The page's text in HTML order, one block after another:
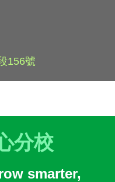
156號
分校
smarter,